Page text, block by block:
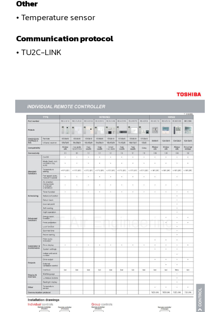
Other
• Temperature sensor
Communication protocol
• TU2C-LINK